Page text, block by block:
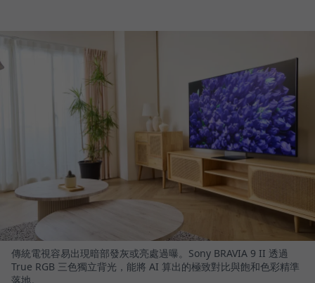
傳統電視容易出現暗部發灰或亮處過曝。Sony BRAVIA 9 II 透過
True RGB 三色獨立背光，能將 AI 算出的極致對比與飽和色彩精準
落地。